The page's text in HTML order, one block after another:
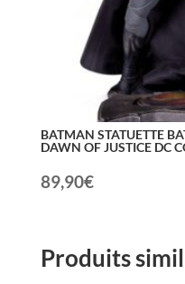
BATMAN STATUETTE
DAWN OF JUSTICE DC
89,90€
Produits